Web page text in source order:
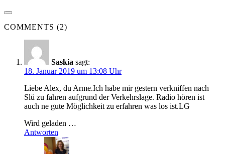
COMMENTS (2)
Saskia sagt:
18. Januar 2019 um 13:08 Uhr
Liebe Alex, du Arme.Ich habe mir gestern verkniffen nach
Slü zu fahren aufgrund der Verkehrslage. Radio hören ist
auch ne gute Möglichkeit zu erfahren was los ist.LG
Wird geladen …
Antworten